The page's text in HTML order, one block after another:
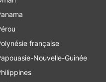
française
Nouvelle-Guinée